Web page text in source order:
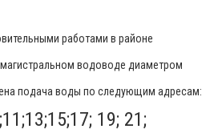
работами в районе
водоводе диаметром
подача воды по следующим адресам:
19; 21;